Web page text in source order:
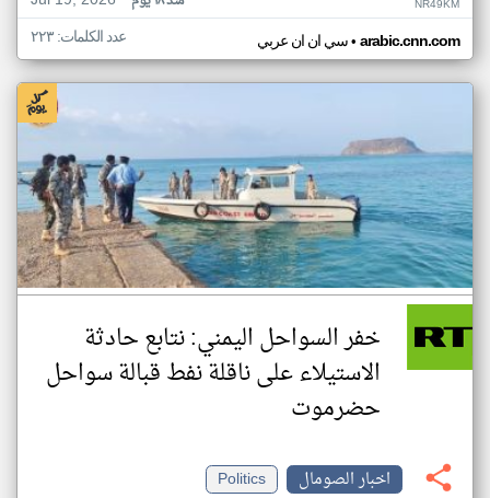
NR49KM
سي ان ان عربي• arabic.cnn.com عدد الكلمات: ٢٢٣
خفر السواحل اليمني: نتابع حادثة
الاستيلاء على ناقلة نفط قبالة سواحل
حضرموت
اخبار الصومال
Politics